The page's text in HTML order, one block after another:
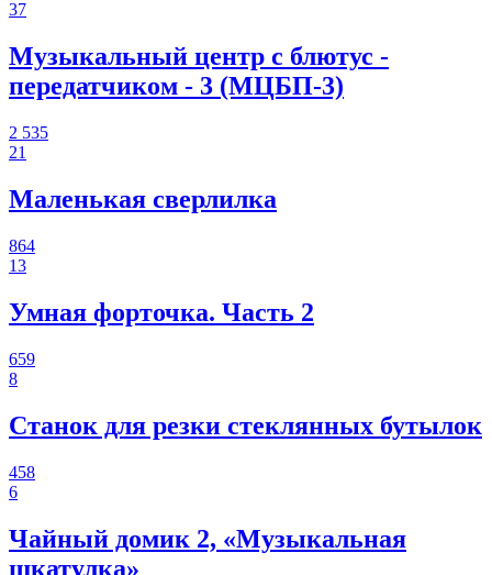
37
Музыкальный центр с блютус -
передатчиком - 3 (МЦБП-3)
2 535
21
Маленькая сверлилка
864
13
Умная форточка. Часть 2
659
8
Станок для резки стеклянных бутылок
458
6
Чайный домик 2, «Музыкальная
шкатулка»